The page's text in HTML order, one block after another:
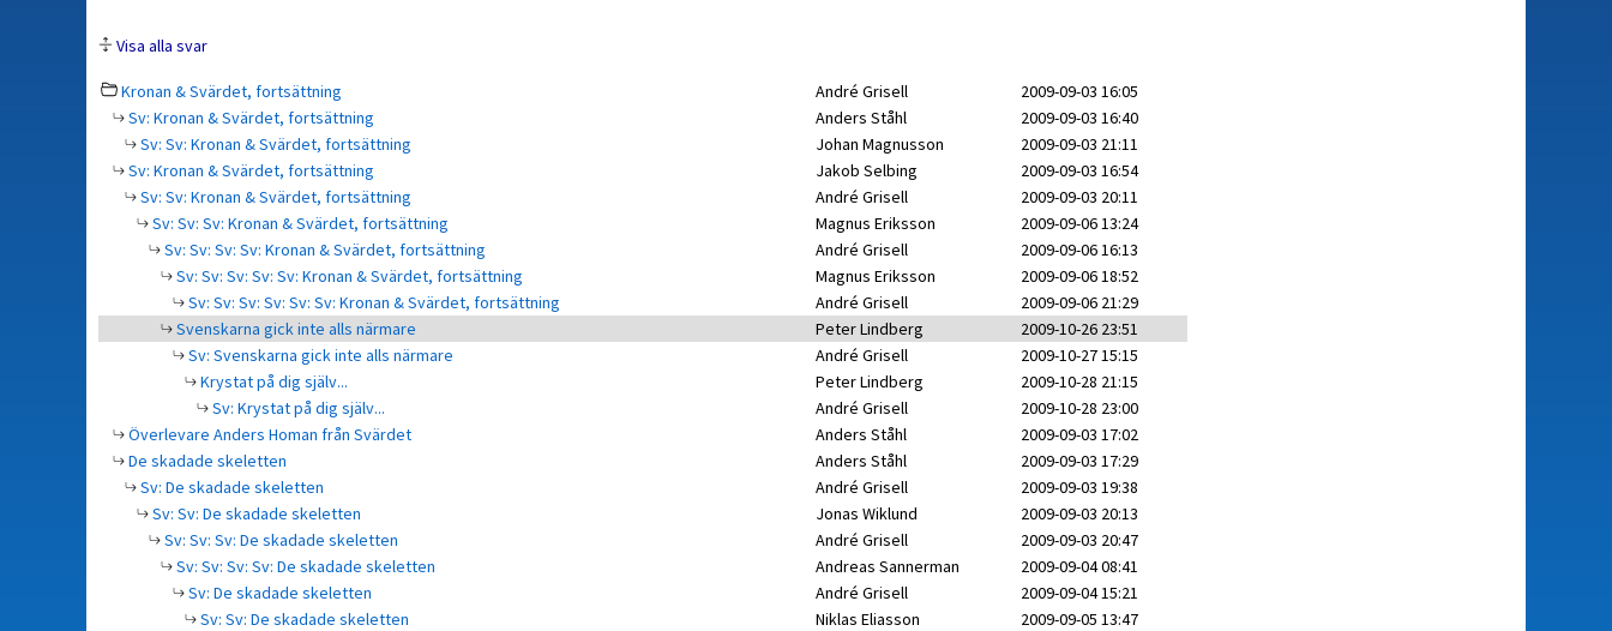
Visa alla svar
Kronan & Svärdet, fortsättning André Grisell
2009-09-03 16:05
Sv: Kronan & Svärdet, fortsättning
Anders Ståhl
2009-09-03 16:40
Sv: Sv: Kronan & Svärdet, fortsättning
Johan Magnusson
2009-09-03 21:11
Sv: Kronan & Svärdet, fortsättning
Jakob Selbing
2009-09-03 16:54
Sv: Sv: Kronan & Svärdet, fortsättning
André Grisell
2009-09-03 20:11
Sv: Sv: Sv: Kronan & Svärdet, fortsättning
Magnus Eriksson
2009-09-06 13:24
Sv: Sv: Sv: Sv: Kronan & Svärdet, fortsättning
André Grisell
2009-09-06 16:13
Sv: Sv: Sv: Sv: Sv: Kronan & Svärdet, fortsättning
Magnus Eriksson
2009-09-06 18:52
Sv: Sv: Sv: Sv: Sv: Sv: Kronan & Svärdet, fortsättning
André Grisell
2009-09-06 21:29
Svenskarna gick inte alls närmare
Peter Lindberg
2009-10-26 23:51
Sv: Svenskarna gick inte alls närmare
André Grisell
2009-10-27 15:15
Krystat på dig själv...
Peter Lindberg
2009-10-28 21:15
Sv: Krystat på dig själv...
André Grisell
2009-10-28 23:00
Överlevare Anders Homan från Svärdet
Anders Ståhl
2009-09-03 17:02
De skadade skeletten
Anders Ståhl
2009-09-03 17:29
Sv: De skadade skeletten
André Grisell
2009-09-03 19:38
Sv: Sv: De skadade skeletten
Jonas Wiklund
2009-09-03 20:13
Sv: Sv: Sv: De skadade skeletten
André Grisell
2009-09-03 20:47
Sv: Sv: Sv: Sv: De skadade skeletten
Andreas Sannerman
2009-09-04 08:41
Sv: De skadade skeletten
André Grisell
2009-09-04 15:21
Sv: Sv: De skadade skeletten
Niklas Eliasson
2009-09-05 13:47